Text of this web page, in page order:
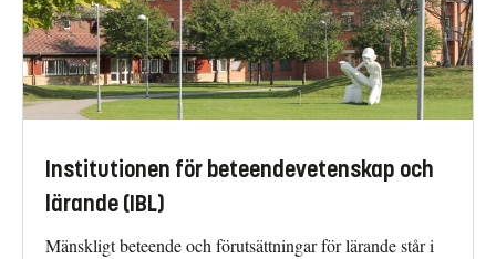
Institutionen för beteendevetenskap och
lärande (IBL)
Mänskligt beteende och förutsättningar för lärande står i